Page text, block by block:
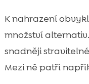
K nahrazení
množství
snadněji
Mezi ně patří